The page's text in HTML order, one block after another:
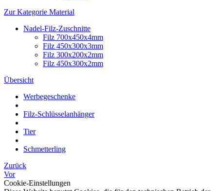
Zur Kategorie Material
Nadel-Filz-Zuschnitte
Filz 700x450x4mm
Filz 450x300x3mm
Filz 300x200x2mm
Filz 450x300x2mm
Übersicht
Werbegeschenke
Filz-Schlüsselanhänger
Tier
Schmetterling
Zurück
Vor
Cookie-Einstellungen